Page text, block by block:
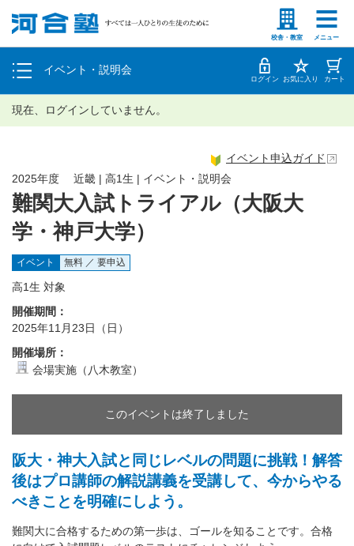
校舎・教室 メニュー
塾生の方 高等学校の先生
イベント・説明会
個別相談
体験授業 ログイン お気に入り カート
現在、ログインしていません。
難関大入試トライアル（大阪大
学・神戸大学）
2025年度 近畿 | 高1生 | イベント・説明会
イベント申込ガイド
イベント 無料 ／ 要申込
高1生 対象
開催期間：
2025年11月23日（日）
開催場所：
会場実施（八木教室）
このイベントは終了しました
阪大・神大入試と同じレベルの問題に挑戦！解答
後はプロ講師の解説講義を受講して、今からやる
べきことを明確にしよう。
難関大に合格するための第一歩は、ゴールを知ることです。合格